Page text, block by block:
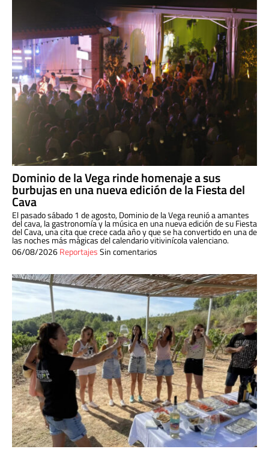
Dominio de la Vega rinde homenaje a sus
burbujas en una nueva edición de la Fiesta del
Cava
El pasado sábado 1 de agosto, Dominio de la Vega reunió a amantes
del cava, la gastronomía y la música en una nueva edición de su Fiesta
del Cava, una cita que crece cada año y que se ha convertido en una de
las noches más mágicas del calendario vitivinícola valenciano.
06/08/2026ReportajesSin comentarios